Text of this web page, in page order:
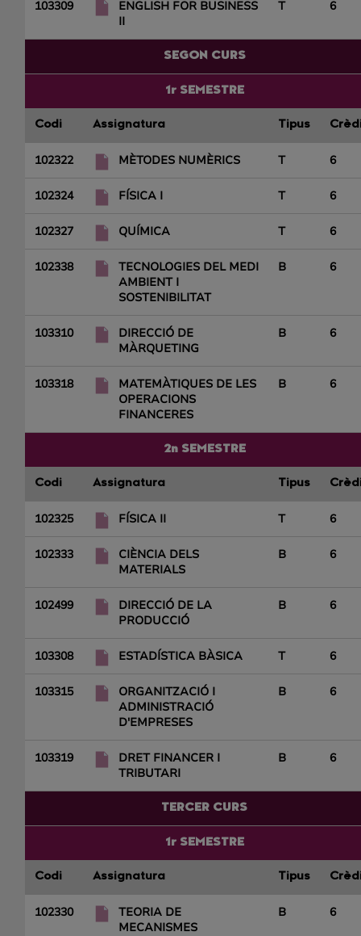
103309
ENGLISH FOR BUSINESS
II
T 6
SEGON CURS
1r SEMESTRE
Codi Assignatura Tipus
102322 MÈTODES NUMÈRICS T 6
102324 FÍSICA I T 6
102327 QUÍMICA T 6
102338
TECNOLOGIES DEL MEDI
AMBIENT I
SOSTENIBILITAT
B 6
103310
DIRECCIÓ DE
MÀRQUETING
B 6
103318
MATEMÀTIQUES DE LES
OPERACIONS
FINANCERES
B 6
2n SEMESTRE
Codi Assignatura Tipus
102325 FÍSICA II T 6
102333
CIÈNCIA DELS
MATERIALS
B 6
102499
DIRECCIÓ DE LA
PRODUCCIÓ
B 6
103308 ESTADÍSTICA BÀSICA T 6
103315
ORGANITZACIÓ I
ADMINISTRACIÓ
D'EMPRESES
B 6
103319
DRET FINANCER I
TRIBUTARI
B 6
TERCER CURS
1r SEMESTRE
Codi Assignatura Tipus
102330
TEORIA DE
MECANISMES
B 6